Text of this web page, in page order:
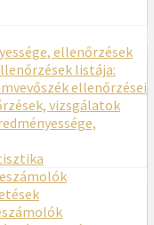
ellenőrzések
listája:
ellenőrzései
vizsgálatok